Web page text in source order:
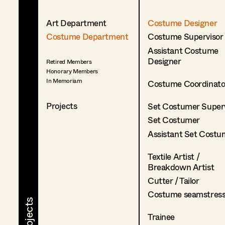
Art Department
Costume Department
Retired Members
Honorary Members
In Memoriam
Projects
Costume Designer
Costume Supervisor
Assistant Costume
Designer
Costume
Set Costumer
Set Costumer
Assistant Set
Textile Artist /
Breakdown Artist
Cutter / Tailor
Costume
Trainee